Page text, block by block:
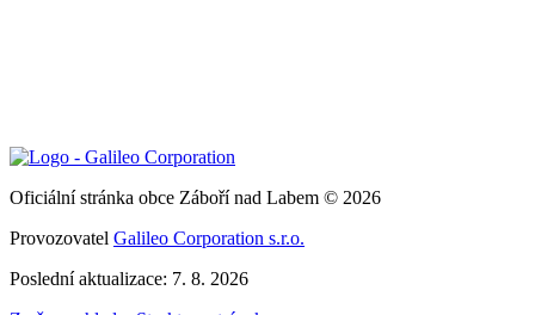
Oficiální stránka obce Záboří nad Labem © 2026
Provozovatel Galileo Corporation s.r.o.
Poslední aktualizace: 7. 8. 2026